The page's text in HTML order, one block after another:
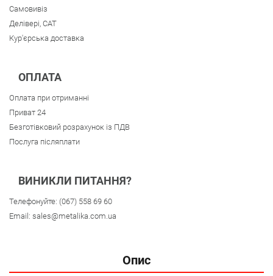
Самовивіз
Делівері, CAT
Кур'єрська доставка
ОПЛАТА
Оплата при отриманні
Приват 24
Безготівковий розрахунок із ПДВ
Послуга післяплати
ВИНИКЛИ ПИТАННЯ?
Телефонуйте: (067) 558 69 60
Email: sales@metalika.com.ua
Опис